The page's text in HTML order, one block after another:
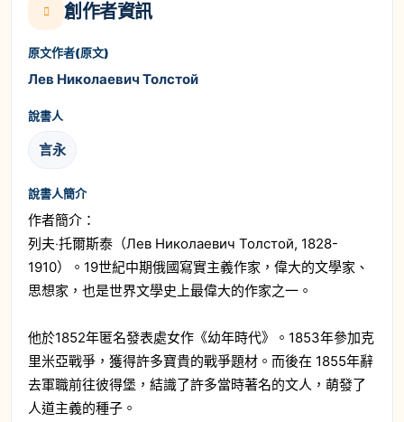
創作者資訊
原文作者(原文)
Лев Николаевич Толстой
說書人
言永
說書人簡介
作者簡介：
列夫‧托爾斯泰（Лев Николаевич Толстой, 1828-
1910）。19世紀中期俄國寫實主義作家，偉大的文學家、
思想家，也是世界文學史上最偉大的作家之一。
他於1852年匿名發表處女作《幼年時代》。1853年參加克
里米亞戰爭，獲得許多寶貴的戰爭題材。而後在 1855年辭
去軍職前往彼得堡，結識了許多當時著名的文人，萌發了
人道主義的種子。